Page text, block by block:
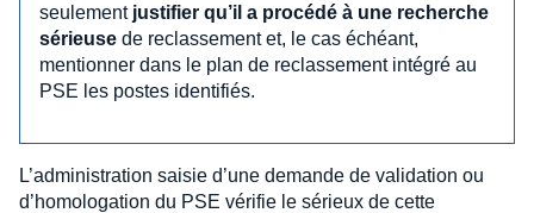
seulement justifier qu’il a procédé à une recherche
sérieuse de reclassement et, le cas échéant,
mentionner dans le plan de reclassement intégré au
PSE les postes identifiés.
L’administration saisie d’une demande de validation ou
d’homologation du PSE vérifie le sérieux de cette